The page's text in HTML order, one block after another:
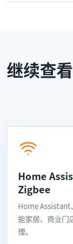
继续查
Home
Zigbee
Home Assistant
能家居、商业门
理。